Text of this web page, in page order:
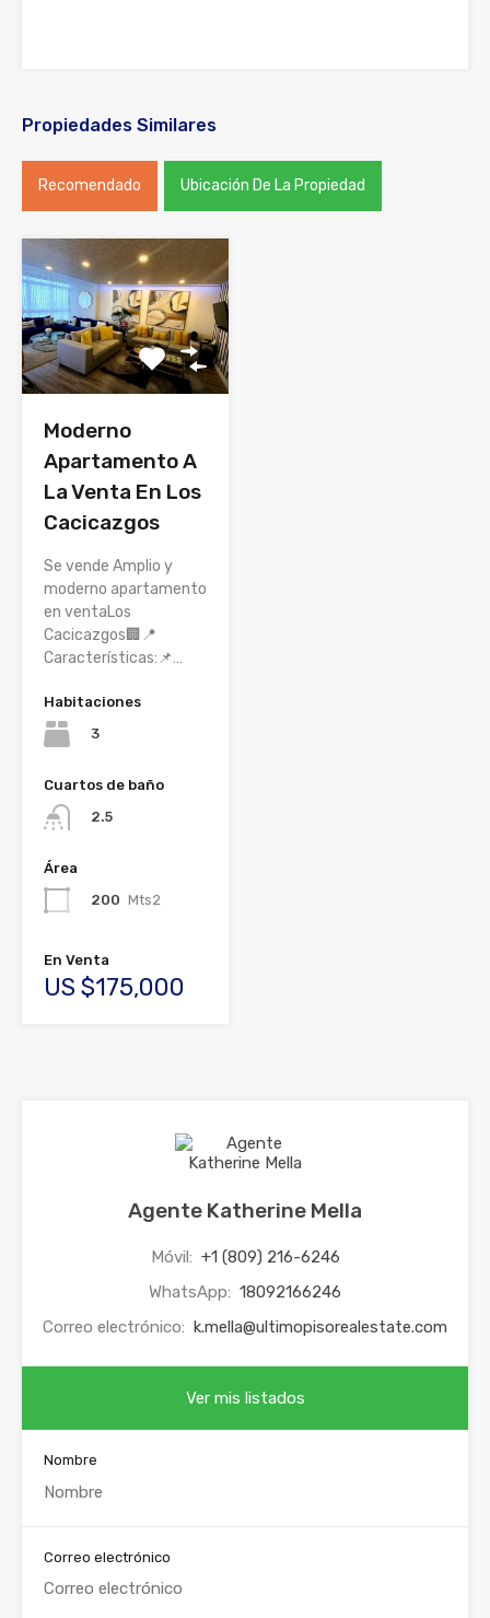
Propiedades Similares
Recomendado Ubicación De La Propiedad
Moderno
Apartamento A
La Venta En Los
Cacicazgos
Se vende Amplio y
moderno apartamento
en ventaLos
Cacicazgos🏢📍
Características:📌…
Habitaciones
3
Cuartos de baño
2.5
Área
200 Mts2
En Venta
US $175,000
Agente Katherine Mella
Móvil: +1 (809) 216-6246
WhatsApp: 18092166246
Correo electrónico:
k.mella@ultimopisorealestate.com
Ver mis listados
Nombre
Correo electrónico